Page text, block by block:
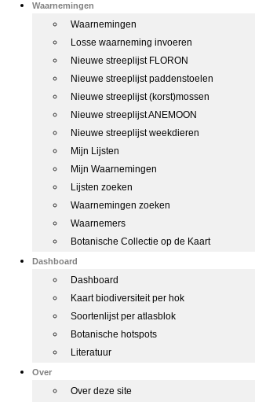
Waarnemingen
Waarnemingen
Losse waarneming invoeren
Nieuwe streeplijst FLORON
Nieuwe streeplijst paddenstoelen
Nieuwe streeplijst (korst)mossen
Nieuwe streeplijst ANEMOON
Nieuwe streeplijst weekdieren
Mijn Lijsten
Mijn Waarnemingen
Lijsten zoeken
Waarnemingen zoeken
Waarnemers
Botanische Collectie op de Kaart
Dashboard
Dashboard
Kaart biodiversiteit per hok
Soortenlijst per atlasblok
Botanische hotspots
Literatuur
Over
Over deze site